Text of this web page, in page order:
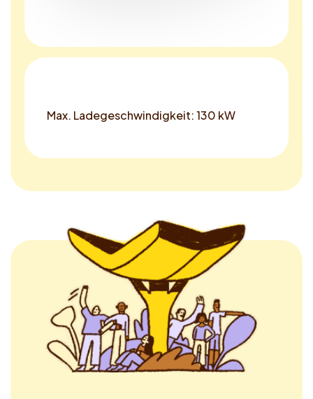
Max. Ladegeschwindigkeit: 130 kW